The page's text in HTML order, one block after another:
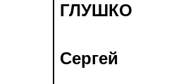
ГЛУШКО
Сергей